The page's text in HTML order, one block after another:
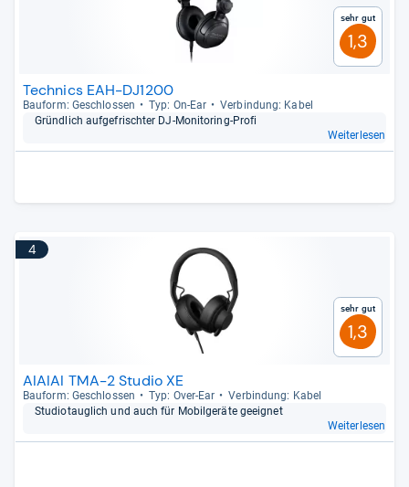
Sehr gut
1,3
Technics EAH-DJ1200
Bau­form: Geschlos­sen Typ: On-​Ear
Ver­bin­dung: Kabel
Gründ­lich auf­ge­frisch­ter DJ-​Moni­to­ring-​Profi
Weiterlesen
4
Sehr gut
1,3
AIAIAI TMA-2 Studio XE
Bau­form: Geschlos­sen Typ: Over-​Ear
Ver­bin­dung: Kabel
Stu­dio­taug­lich und auch für Mobil­ge­räte geeig­net
Weiterlesen